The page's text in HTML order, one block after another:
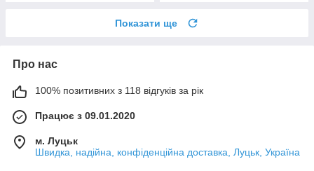
Показати ще
Про нас
100% позитивних з 118 відгуків за рік
Працює з 09.01.2020
м. Луцьк
Швидка, надійна, конфіденційна доставка, Луцьк, Україна